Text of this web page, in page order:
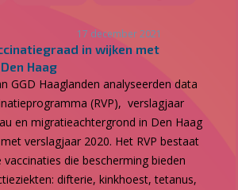
17 december 2021
in wijken met
Haag
GGD Haaglanden analyseerden data
(RVP), verslagjaar
en migratieachtergrond in Den Haag
verslagjaar 2020. Het RVP bestaat
die bescherming bieden
difterie, kinkhoest, tetanus,